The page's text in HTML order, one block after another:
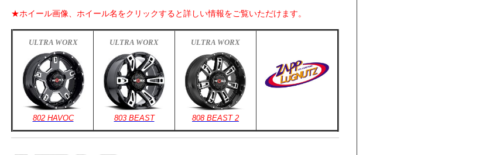
★ホイール画像、ホイール名をクリックすると詳しい情報をご覧いただけます。
ULTRA WORX
802 HAVOC
ULTRA WORX
803 BEAST
ULTRA WORX
808 BEAST 2